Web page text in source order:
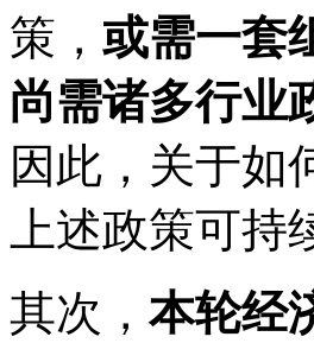
策， 或需一套
尚需诸多行业
因此，关于如
上述政策可持
其次，本轮经